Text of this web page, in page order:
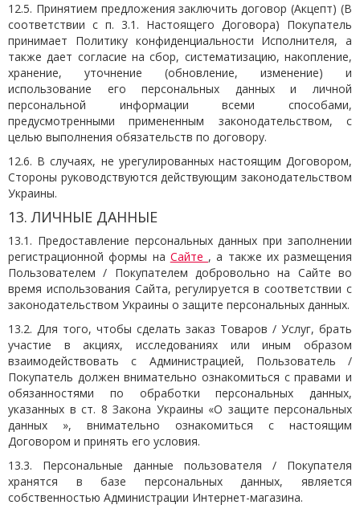
12.5. Принятием предложения заключить договор (Акцепт) (В
соответствии с п. 3.1. Настоящего Договора) Покупатель
принимает Политику конфиденциальности Исполнителя, а
также дает согласие на сбор, систематизацию, накопление,
хранение, уточнение (обновление, изменение) и
использование его персональных данных и личной
персональной информации всеми способами,
предусмотренными примененным законодательством, с
целью выполнения обязательств по договору.
12.6. В случаях, не урегулированных настоящим Договором,
Стороны руководствуются действующим законодательством
Украины.
13. ЛИЧНЫЕ ДАННЫЕ
13.1. Предоставление персональных данных при заполнении
регистрационной формы на Сайте , а также их размещения
Пользователем / Покупателем добровольно на Сайте во
время использования Сайта, регулируется в соответствии с
законодательством Украины о защите персональных данных.
13.2. Для того, чтобы сделать заказ Товаров / Услуг, брать
участие в акциях, исследованиях или иным образом
взаимодействовать с Администрацией, Пользователь /
Покупатель должен внимательно ознакомиться с правами и
обязанностями по обработки персональных данных,
указанных в ст. 8 Закона Украины «О защите персональных
данных », внимательно ознакомиться с настоящим
Договором и принять его условия.
13.3. Персональные данные пользователя / Покупателя
хранятся в базе персональных данных, является
собственностью Администрации Интернет-магазина.